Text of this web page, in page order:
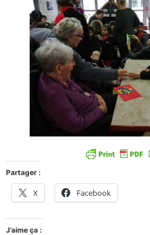
Partager :
X Facebook
J’aime ça :